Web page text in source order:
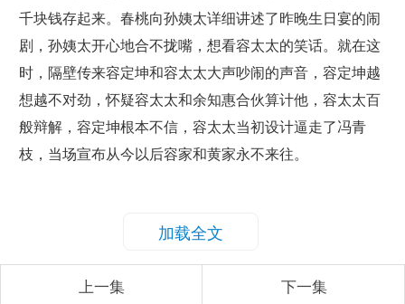
千块钱存起来。春桃向孙姨太详细讲述了昨晚生日宴的闹
剧，孙姨太开心地合不拢嘴，想看容太太的笑话。就在这
时，隔壁传来容定坤和容太太大声吵闹的声音，容定坤越
想越不对劲，怀疑容太太和余知惠合伙算计他，容太太百
般辩解，容定坤根本不信，容太太当初设计逼走了冯青
枝，当场宣布从今以后容家和黄家永不来往。
加载全文
上一集 下一集